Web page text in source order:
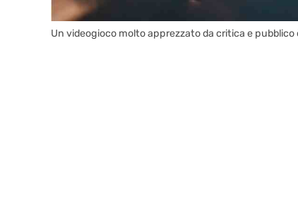
Un videogioco molto apprezzato da critica e